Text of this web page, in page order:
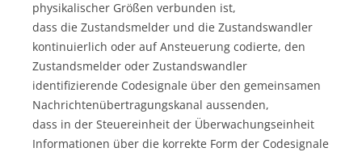
physikalischer Größen verbunden ist,
dass die Zustandsmelder und die Zustandswandler
kontinuierlich oder auf Ansteuerung codierte, den
Zustandsmelder oder Zustandswandler
identifizierende Codesignale über den gemeinsamen
Nachrichtenübertragungskanal aussenden,
dass in der Steuereinheit der Überwachungseinheit
Informationen über die korrekte Form der Codesignale